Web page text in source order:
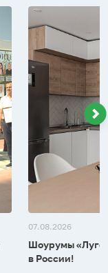
07.08.2026
Шоурумы
в России!